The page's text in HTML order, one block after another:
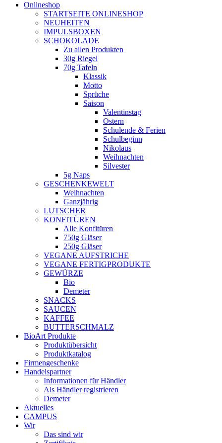
Onlineshop
STARTSEITE ONLINESHOP
NEUHEITEN
IMPULSBOXEN
SCHOKOLADE
Zu allen Produkten
30g Riegel
70g Tafeln
Klassik
Motto
Sprüche
Saison
Valentinstag
Ostern
Schulende & Ferien
Schulbeginn
Nikolaus
Weihnachten
Silvester
5g Naps
GESCHENKEWELT
Weihnachten
Ganzjährig
LUTSCHER
KONFITÜREN
Alle Konfitüren
750g Gläser
250g Gläser
VEGANE AUFSTRICHE
VEGANE FERTIGPRODUKTE
GEWÜRZE
Bio
Demeter
SNACKS
SAUCEN
KAFFEE
BUTTERSCHMALZ
BioArt Produkte
Produktübersicht
Produktkatalog
Firmengeschenke
Handelspartner
Informationen für Händler
Als Händler registrieren
Demeter
Aktuelles
CAMPUS
Wir
Das sind wir